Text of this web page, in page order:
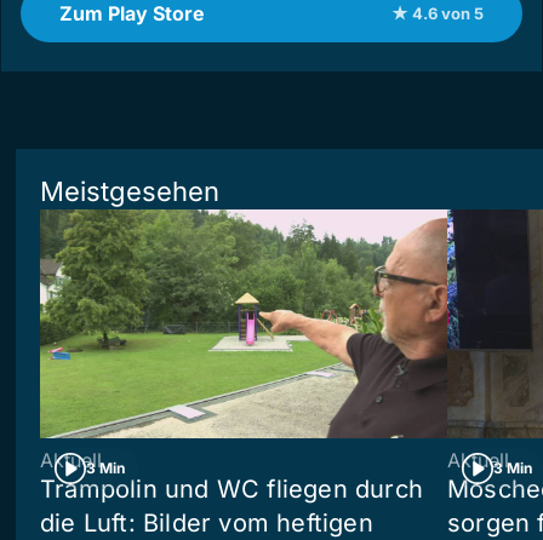
Zum Play Store ★ 4.6 von 5
Meistgesehen
3 Min
Aktuell
Trampolin und WC fliegen durch
die Luft: Bilder vom heftigen
3 Min
Aktuell
sorgen